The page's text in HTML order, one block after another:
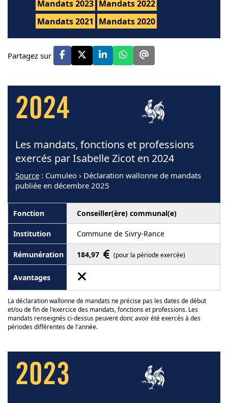
Mandats 2023 Mandats 2022
Mandats 2021 Mandats 2020
Partagez sur
2024
Les mandats, fonctions et professions
exercés par Isabelle Zicot en 2024
Source : Cumuleo › Déclaration wallonne de mandats
publiée en décembre 2025
Conseiller(ère) communal(e)
Commune de Sivry-Rance
184,97 (pour la période exercée)
La déclaration wallonne de mandats ne précise pas les dates de début
et/ou de fin de l'exercice des mandats, fonctions et professions. Les
mandats renseignés ci-dessus peuvent donc avoir été exercés à des
périodes différentes de l'année.
2023